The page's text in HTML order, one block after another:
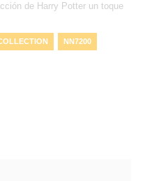
de Harry Potter un toque
NN7200